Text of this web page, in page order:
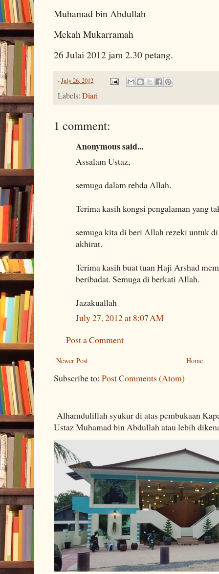
Muhamad bin Abdullah
Mekah Mukarramah
26 Julai 2012 jam 2.30 petang.
-July 26, 2012
Labels: Diari
1 comment:
Anonymous said...
Assalam Ustaz,
semuga dalam rehda Allah.
Terima kasih kongsi pengalaman yang
semuga kita di beri Allah rezeki untuk
akhirat.
Terima kasih buat tuan Haji Arshad
beribadat. Semuga di berkati Allah.
Jazakuallah
July 27, 2012 at 8:07 AM
Post a Comment
Newer Post Home
Subscribe to: Post Comments (Atom)
Alhamdulillah syukur di atas pembukaan
Ustaz Muhamad bin Abdullah atau lebih